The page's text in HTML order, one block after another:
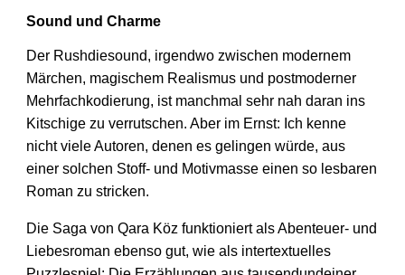
Sound und Charme
Der Rushdiesound, irgendwo zwischen modernem
Märchen, magischem Realismus und postmoderner
Mehrfachkodierung, ist manchmal sehr nah daran ins
Kitschige zu verrutschen. Aber im Ernst: Ich kenne
nicht viele Autoren, denen es gelingen würde, aus
einer solchen Stoff- und Motivmasse einen so lesbaren
Roman zu stricken.
Die Saga von Qara Köz funktioniert als Abenteuer- und
Liebesroman ebenso gut, wie als intertextuelles